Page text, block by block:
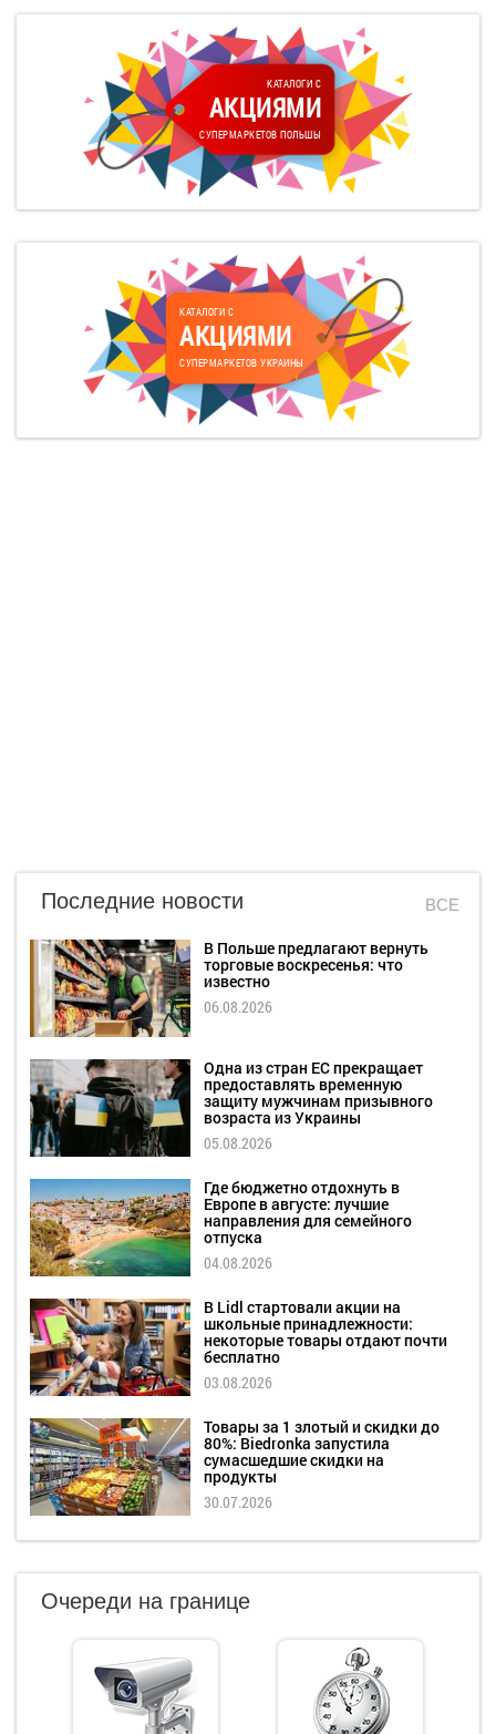
КАТАЛОГИ С
АКЦИЯМИ
СУПЕРМАРКЕТОВ ПОЛЬШЫ
КАТАЛОГИ С
АКЦИЯМИ
СУПЕРМАРКЕТОВ УКРАИНЫ
Последние новости ВСЕ
В Польше предлагают вернуть
торговые воскресенья: что
известно
06.08.2026
Одна из стран ЕС прекращает
предоставлять временную
защиту мужчинам призывного
возраста из Украины
05.08.2026
Где бюджетно отдохнуть в
Европе в августе: лучшие
направления для семейного
отпуска
04.08.2026
В Lidl стартовали акции на
школьные принадлежности:
некоторые товары отдают почти
бесплатно
03.08.2026
Товары за 1 злотый и скидки до
80%: Biedronka запустила
сумасшедшие скидки на
продукты
30.07.2026
Очереди на границе